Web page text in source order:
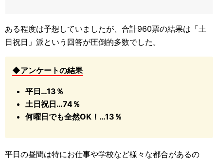
ある程度は予想していましたが、合計960票の結果は「土
日祝日」派という回答が圧倒的多数でした。
◆アンケートの結果
平日…13％
土日祝日…74％
何曜日でも全然OK！…13％
平日の昼間は特にお仕事や学校など様々な都合があるの